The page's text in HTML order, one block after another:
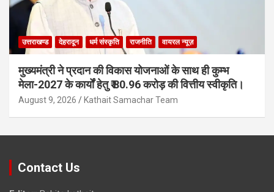
उत्तराखण्ड देहरादून धर्म संस्कृति राजनीति वायरल न्यूज़
मुख्यमंत्री ने प्रदान की विकास योजनाओं के साथ ही कुम्भ
मेला-2027 के कार्यों हेतु ₹ 80.96 करोड़ की वित्तीय स्वीकृति।
August 9, 2026 Kathait Samachar Team
Contact Us